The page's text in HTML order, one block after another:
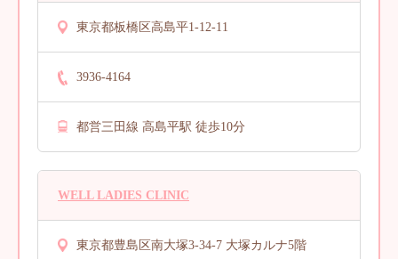
東京都板橋区高島平1-12-11
3936-4164
都営三田線 高島平駅 徒歩10分
WELL LADIES CLINIC
東京都豊島区南大塚3-34-7 大塚カルナ5階